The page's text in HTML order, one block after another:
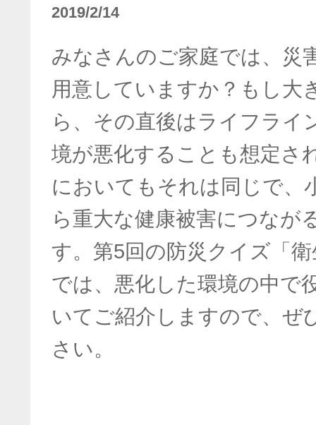
2019/2/14
みなさんのご家庭では、災
用意していますか？もし大
ら、その直後はライフライ
境が悪化することも想定さ
においてもそれは同じで、
ら重大な健康被害につなが
す。第5回の防災クイズ「
では、悪化した環境の中で
いてご紹介しますので、ぜ
さい。